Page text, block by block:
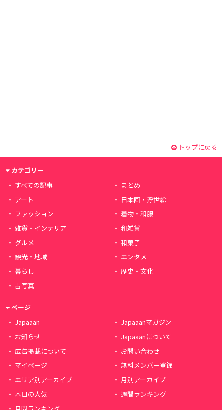
トップに戻る
カテゴリー
すべての記事
まとめ
アート
日本画・浮世絵
ファッション
着物・和服
雑貨・インテリア
和雑貨
グルメ
和菓子
観光・地域
エンタメ
暮らし
歴史・文化
古写真
ページ
Japaaan
Japaaanマガジン
お知らせ
Japaaanについて
広告掲載について
お問い合わせ
マイページ
無料メンバー登録
エリア別アーカイブ
月別アーカイブ
本日の人気
週間ランキング